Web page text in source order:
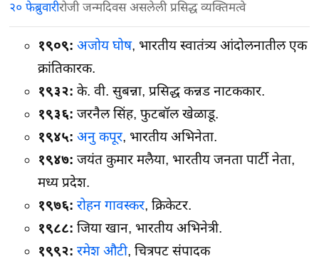
२० फेब्रुवारीरोजी जन्मदिवस असलेली प्रसिद्ध व्यक्तिमत्वे
१९०९: अजोय घोष, भारतीय स्वातंत्र्य आंदोलनातील एक
क्रांतिकारक.
१९३२: के. वी. सुबन्ना, प्रसिद्ध कन्नड नाटककार.
१९३६: जरनैल सिंह, फुटबॉल खेळाडू.
१९४५: अनु कपूर, भारतीय अभिनेता.
१९४७: जयंत कुमार मलैया, भारतीय जनता पार्टी नेता,
मध्य प्रदेश.
१९७६: रोहन गावस्कर, क्रिकेटर.
१९८८: जिया खान, भारतीय अभिनेत्री.
१९९२: रमेश औटी, चित्रपट संपादक